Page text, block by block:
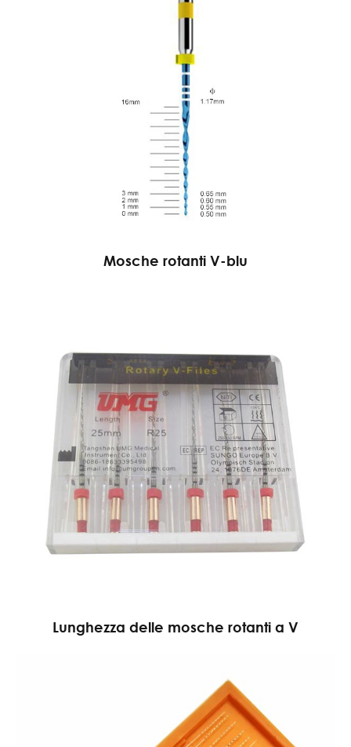
Mosche rotanti V-blu
Lunghezza delle mosche rotanti a V